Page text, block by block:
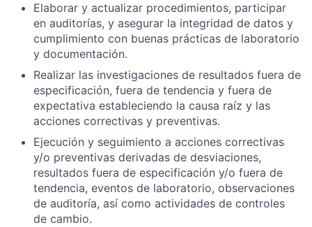
Elaborar y actualizar procedimientos, participar
en auditorías, y asegurar la integridad de datos y
cumplimiento con buenas prácticas de laboratorio
y documentación.
Realizar las investigaciones de resultados fuera de
especificación, fuera de tendencia y fuera de
expectativa estableciendo la causa raíz y las
acciones correctivas y preventivas.
Ejecución y seguimiento a acciones correctivas
y/o preventivas derivadas de desviaciones,
resultados fuera de especificación y/o fuera de
tendencia, eventos de laboratorio, observaciones
de auditoría, así como actividades de controles
de cambio.